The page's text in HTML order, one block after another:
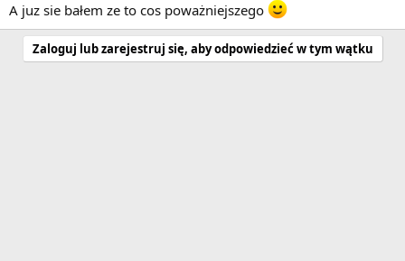
A juz sie bałem ze to cos poważniejszego
Zaloguj lub zarejestruj się, aby odpowiedzieć w tym wątku